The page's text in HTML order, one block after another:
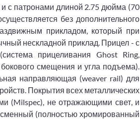
и с патронами длиной 2.75 дюйма (70
без дополнительного
прикладом, который при
нескладной приклад. Прицел - с
прицеливания Ghost Ring,
смещения и угла подъема).
направляющая (weaver rail) для
Покрытия всех металлических
(Milspec), не отражающими свет, и
(полностью хромированный